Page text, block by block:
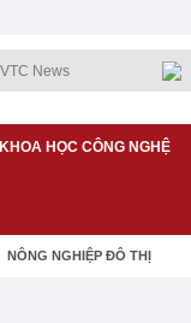
KHOA HỌC CÔNG NGHỆ
NÔNG NGHIỆP ĐÔ THỊ